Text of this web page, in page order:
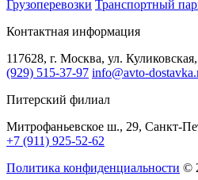
Грузоперевозки Транспортный
Контактная информация
117628, г. Москва, ул.
(929) 515-37-97 info@avto-
Питерский филиал
Митрофаньевское ш., 29, Санкт-
+7 (911) 925-52-62
Политика конфиденциальности ©